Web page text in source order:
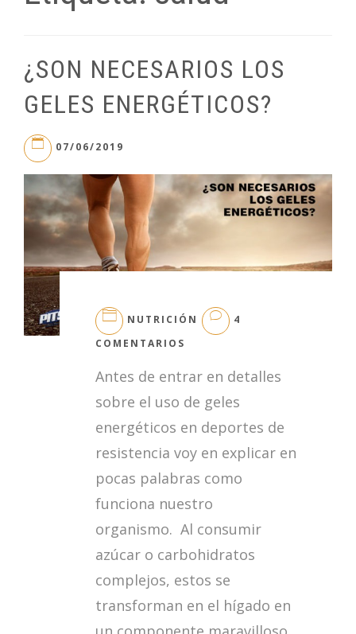
¿SON NECESARIOS LOS
GELES ENERGÉTICOS?
07/06/2019
NUTRICIÓN
4
COMENTARIOS
NECESARIOS
GELES
ENERGÉTICOS?
Antes de entrar en detalles
sobre el uso de geles
energéticos en deportes de
resistencia voy en explicar en
pocas palabras como
funciona nuestro
organismo. Al consumir
azúcar o carbohidratos
complejos, estos se
transforman en el hígado en